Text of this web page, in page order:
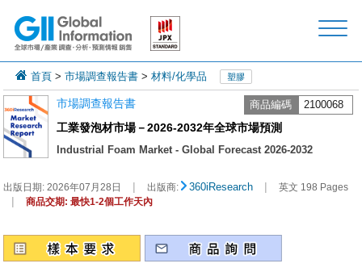
首頁 >市場調查報告書 >材料/化學品 塑膠
市場調查報告書 商品編碼 2100068
工業發泡材市場－2026-2032年全球市場預測
Industrial Foam Market - Global Forecast 2026-2032
出版日期:2026年07月28日 | 出版商: 360iResearch | 英文 198 Pages
| 商品交期: 最快1-2個工作天內